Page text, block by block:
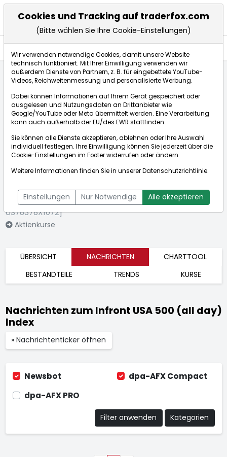
Nachrichten
Börse:
Infront USA 500 (all
[WKN: A0AET0 | ISIN:
US78378X1072]
Aktienkurse
7.745,61 +0,45%
Echtzeitkurs Infront USA 500 (all day)
Bid: 7.745,61Ask:7.745,61
ÜBERSICHT NACHRICHTEN
CHARTTOOL
BESTANDTEILE
TRENDS KURSE
Nachrichten zum Infront USA 500 (all day)
Index
» Nachrichtenticker öffnen
Newsbot
dpa-AFX Compact
dpa-AFX PRO
Filter anwenden Kategorien
Cookies und Tracking auf traderfox.com
(Bitte wählen Sie Ihre Cookie-Einstellungen)
Wir verwenden notwendige Cookies, damit unsere Website
technisch funktioniert. Mit Ihrer Einwilligung verwenden wir
außerdem Dienste von Partnern, z. B. für eingebettete YouTube-
Videos, Reichweitenmessung und personalisierte Werbung.
Dabei können Informationen auf Ihrem Gerät gespeichert oder
ausgelesen und Nutzungsdaten an Drittanbieter wie
Google/YouTube oder Meta übermittelt werden. Eine Verarbeitung
kann auch außerhalb der EU/des EWR stattfinden.
Sie können alle Dienste akzeptieren, ablehnen oder Ihre Auswahl
individuell festlegen. Ihre Einwilligung können Sie jederzeit über die
Cookie-Einstellungen im Footer widerrufen oder ändern.
Weitere Informationen finden Sie in unsererDatenschutzrichtlinie.
Einstellungen Nur Notwendige Alle akzeptieren